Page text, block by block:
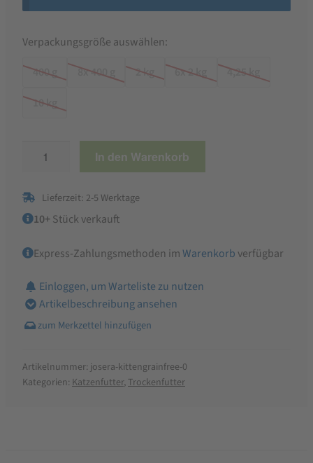
Verpackungsgröße auswählen:
400 g
8x 400 g 2 kg 6x 2 kg
4,25 kg
10 kg
Kitten
Trockenfutter
Menge
In den Warenkorb
Lieferzeit: 2-5 Werktage
10+Stück verkauft
Express-Zahlungsmethoden imWarenkorb verfügbar
Einloggen, um Warteliste zu nutzen
Artikelbeschreibung ansehen
Artikelnummer: josera-kittengrainfree-0
Kategorien: Katzenfutter, Trockenfutter